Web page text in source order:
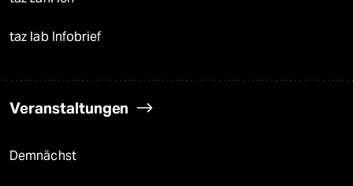
taz lab Infobrief
Veranstaltungen
Demnächst